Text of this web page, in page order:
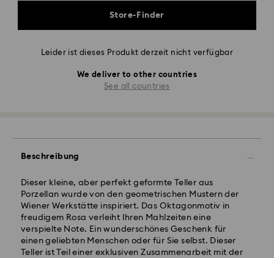
Store-Finder
Leider ist dieses Produkt derzeit nicht verfügbar
We deliver to other countries
See all countries
Beschreibung
Dieser kleine, aber perfekt geformte Teller aus
Porzellan wurde von den geometrischen Mustern der
Wiener Werkstätte inspiriert. Das Oktagonmotiv in
freudigem Rosa verleiht Ihren Mahlzeiten eine
verspielte Note. Ein wunderschönes Geschenk für
einen geliebten Menschen oder für Sie selbst. Dieser
Teller ist Teil einer exklusiven Zusammenarbeit mit der